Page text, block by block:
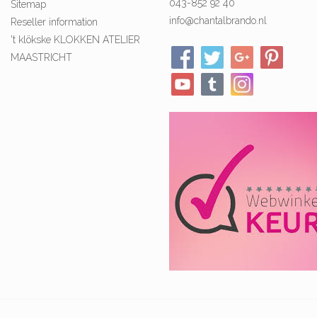
Sitemap
Reseller information
't klökske KLOKKEN ATELIER
MAASTRICHT
043-852 92 40
info@chantalbrando.nl